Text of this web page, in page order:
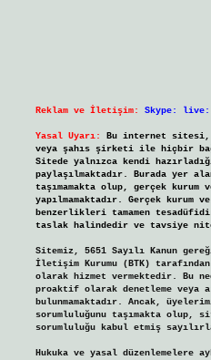
Reklam ve İletişim: Skype:
Yasal Uyarı:
Bu internet sitesi,
veya şahıs şirketi ile hiçbir
Sitede yalnızca kendi
paylaşılmaktadır. Burada yer
taşımamakta olup, gerçek kurum
yapılmamaktadır. Gerçek
benzerlikleri tamamen
taslak halindedir ve tavsiye
Sitemiz, 5651 Sayılı Kanun
İletişim Kurumu (BTK)
olarak hizmet vermektedir. Bu
proaktif olarak denetleme veya
bulunmamaktadır. Ancak,
sorumluluğunu taşımakta olup,
sorumluluğu kabul etmiş
Hukuka ve yasal düzenlemelere